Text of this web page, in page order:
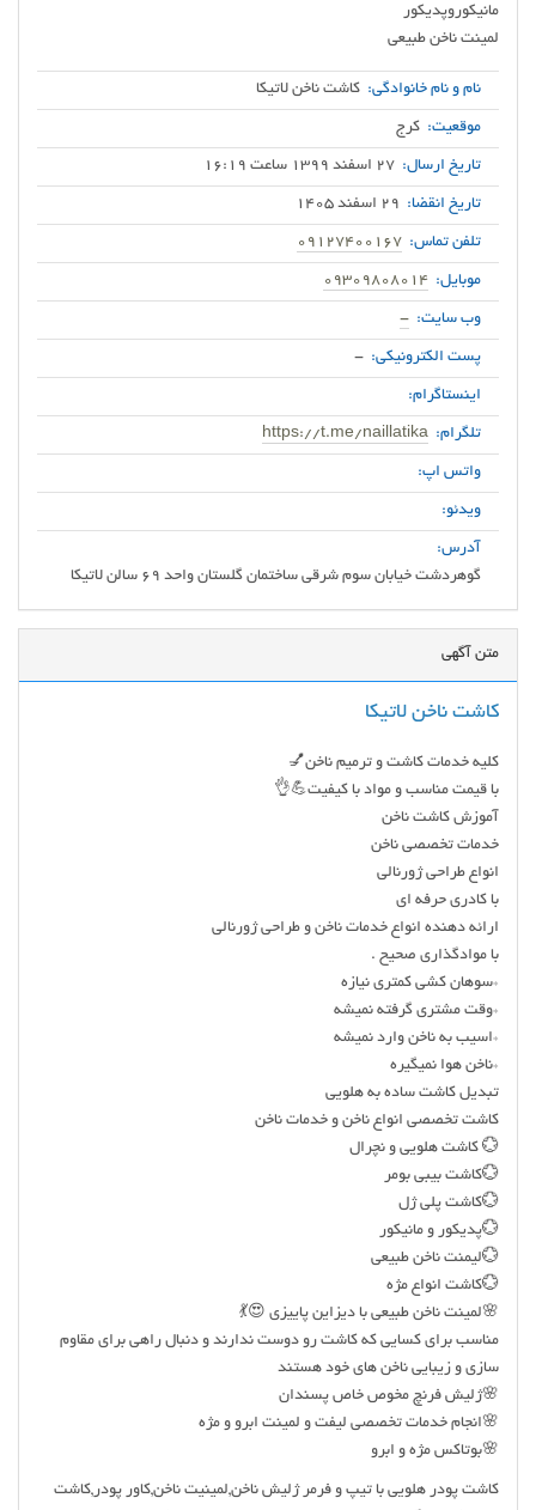
لمینت ناخن طبیعی
نام و نام خانوادگی: کاشت ناخن لاتیکا
موقعیت: کرج
تاریخ ارسال: 27 اسفند 1399 ساعت 16:19
تاریخ انقضا: 29 اسفند 1405
تلفن تماس: 09127400167
موبایل: 09309808014
وب سایت: -
پست الکترونیکی: -
اینستاگرام:
تلگرام: https://t.me/naillatika
واتس اپ:
ویدئو:
آدرس:
گوهردشت خیابان سوم شرقی ساختمان گلستان واحد ۶۹ سالن لاتیکا
متن آگهی
کاشت ناخن لاتیکا
کلیه خدمات کاشت و ترمیم ناخن💅
با قیمت مناسب و مواد با کیفیت💪👌
آموزش کاشت ناخن
خدمات تخصصی ناخن
انواع طراحی ژورنالی
با کادری حرفه ای
ارائه دهنده انواع خدمات ناخن و طراحی ژورنالی
با موادگذاری صحیح .
*سوهان کشی کمتری نیازه
*وقت مشتری گرفته نمیشه
*اسیب به ناخن وارد نمیشه
*ناخن هوا نمیگیره
تبدیل کاشت ساده به هلویی
کاشت تخصصی انواع ناخن و خدمات ناخن
💮 کاشت هلویی و نچرال
💮کاشت بیبی بومر
💮کاشت پلی ژل
💮پدیکور و مانیکور
💮لیمنت ناخن طبیعی
💮کاشت انواع مژه
🌸لمینت ناخن طبیعی با دیزاین پاییزی 😍💃
مناسب برای کسایی که کاشت رو دوست ندارند و دنبال راهی برای مقاوم
سازی و زیبایی ناخن های خود هستند
🌸ژلیش فرنچ مخوص خاص پسندان
🌸انجام خدمات تخصصی لیفت و لمینت ابرو و مژه
🌸بوتاکس مژه و ابرو
کاشت پودر هلویی با تیپ و فرمر ژلیش ناخن,لمینیت ناخن,کاور پودر,کاشت